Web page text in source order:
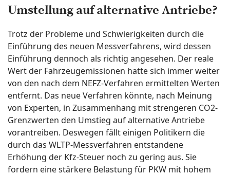
Umstellung auf alternative Antriebe?
Trotz der Probleme und Schwierigkeiten durch die
Einführung des neuen Messverfahrens, wird dessen
Einführung dennoch als richtig angesehen. Der reale
Wert der Fahrzeugemissionen hatte sich immer weiter
von den nach dem NEFZ-Verfahren ermittelten Werten
entfernt. Das neue Verfahren könnte, nach Meinung
von Experten, in Zusammenhang mit strengeren CO2-
Grenzwerten den Umstieg auf alternative Antriebe
vorantreiben. Deswegen fällt einigen Politikern die
durch das WLTP-Messverfahren entstandene
Erhöhung der Kfz-Steuer noch zu gering aus. Sie
fordern eine stärkere Belastung für PKW mit hohem